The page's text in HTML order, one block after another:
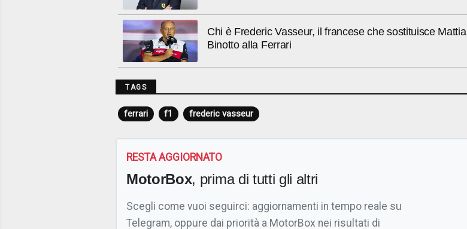
Chi è Frederic Vasseur, il francese che sostituisce Mattia
Binotto alla Ferrari
TAGS
ferrari f1 frederic vasseur
RESTA AGGIORNATO
MotorBox, prima di tutti gli altri
Scegli come vuoi seguirci: aggiornamenti in tempo reale su
Telegram, oppure dai priorità a MotorBox nei risultati di